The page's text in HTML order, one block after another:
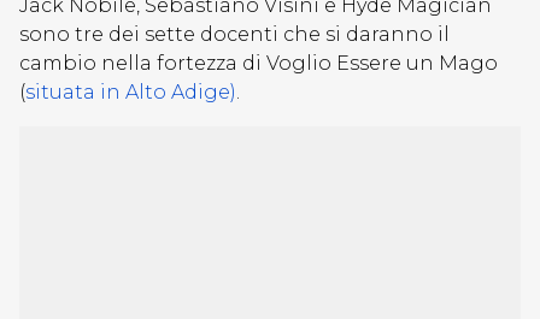
Jack Nobile, Sebastiano Visini e Hyde Magician
sono tre dei sette docenti che si daranno il
cambio nella fortezza di Voglio Essere un Mago
(situata in Alto Adige).